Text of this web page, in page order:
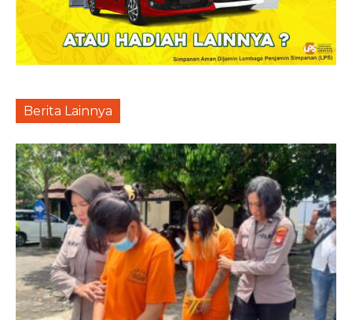
Berita Lainnya